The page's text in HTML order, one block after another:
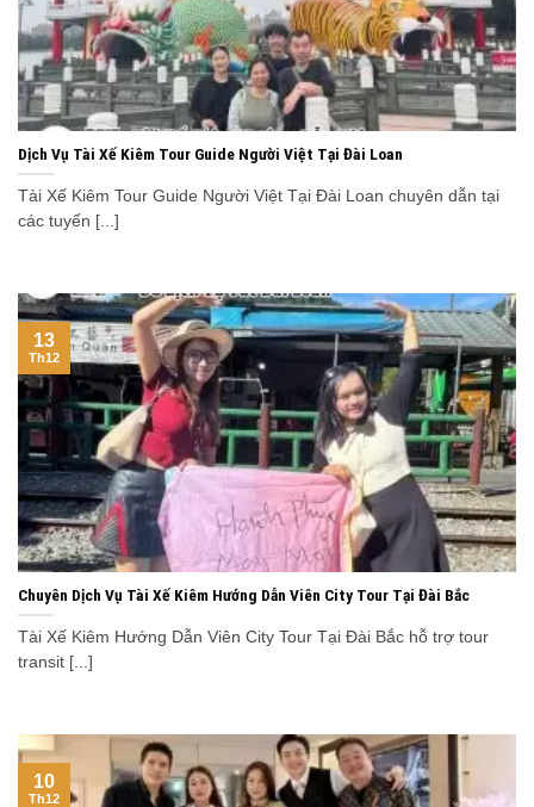
Dịch Vụ Tài Xế Kiêm Tour Guide Người Việt Tại Đài Loan
Tài Xế Kiêm Tour Guide Người Việt Tại Đài Loan chuyên dẫn tại
các tuyến [...]
Chuyên Dịch Vụ Tài Xế Kiêm Hướng Dẫn Viên City Tour Tại Đài Bắc
Tài Xế Kiêm Hướng Dẫn Viên City Tour Tại Đài Bắc hỗ trợ tour
transit [...]
13
Th12
10
Th12